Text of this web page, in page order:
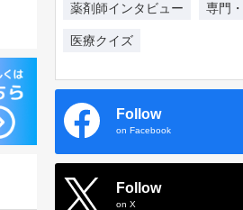
薬剤師インタビュー 専門
医療クイズ
Follow
on Facebook
Follow
on X